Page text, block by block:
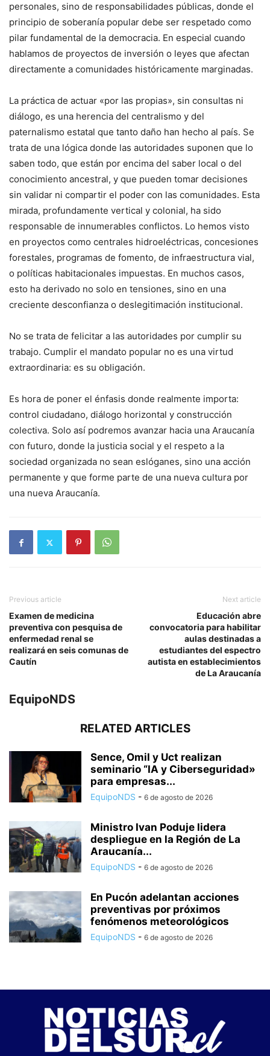
personales, sino de responsabilidades públicas, donde el
principio de soberanía popular debe ser respetado como
pilar fundamental de la democracia. En especial cuando
hablamos de proyectos de inversión o leyes que afectan
directamente a comunidades históricamente marginadas.
La práctica de actuar «por las propias», sin consultas ni
diálogo, es una herencia del centralismo y del
paternalismo estatal que tanto daño han hecho al país. Se
trata de una lógica donde las autoridades suponen que lo
saben todo, que están por encima del saber local o del
conocimiento ancestral, y que pueden tomar decisiones
sin validar ni compartir el poder con las comunidades. Esta
mirada, profundamente vertical y colonial, ha sido
responsable de innumerables conflictos. Lo hemos visto
en proyectos como centrales hidroeléctricas, concesiones
forestales, programas de fomento, de infraestructura vial,
o políticas habitacionales impuestas. En muchos casos,
esto ha derivado no solo en tensiones, sino en una
creciente desconfianza o deslegitimación institucional.
No se trata de felicitar a las autoridades por cumplir su
trabajo. Cumplir el mandato popular no es una virtud
extraordinaria: es su obligación.
Es hora de poner el énfasis donde realmente importa:
control ciudadano, diálogo horizontal y construcción
colectiva. Solo así podremos avanzar hacia una Araucanía
con futuro, donde la justicia social y el respeto a la
sociedad organizada no sean eslóganes, sino una acción
permanente y que forme parte de una nueva cultura por
una nueva Araucanía.
Previous article
Examen de medicina
preventiva con pesquisa de
enfermedad renal se
realizará en seis comunas de
Cautín
Next article
Educación abre
convocatoria para habilitar
aulas destinadas a
estudiantes del espectro
autista en establecimientos
de La Araucanía
EquipoNDS
RELATED ARTICLES
Sence, Omil y Uct realizan
seminario “IA y Ciberseguridad»
para empresas...
EquipoNDS - 6 de agosto de 2026
Ministro Ivan Poduje lidera
despliegue en la Región de La
Araucanía...
EquipoNDS - 6 de agosto de 2026
En Pucón adelantan acciones
preventivas por próximos
fenómenos meteorológicos
EquipoNDS - 6 de agosto de 2026